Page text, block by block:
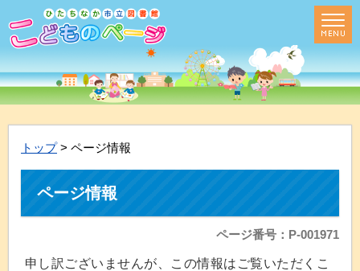
トップ> ページ情報
ページ情報
ページ番号：P-001971
申し訳ございませんが、この情報はご覧いただくこ